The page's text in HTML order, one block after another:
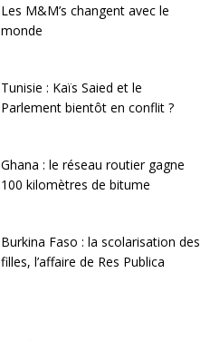
Les M&M’s changent avec le
monde
Tunisie : Kaïs Saied et le
Parlement bientôt en conflit ?
Ghana : le réseau routier gagne
100 kilomètres de bitume
Burkina Faso : la scolarisation des
filles, l’affaire de Res Publica